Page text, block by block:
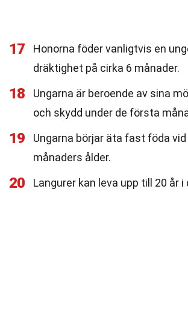
17
Honorna föder vanligtvis en
dräktighet på cirka 6 månader.
18
Ungarna är beroende av sina
och skydd under de första
19
Ungarna börjar äta fast föda
månaders ålder.
20 Langurer kan leva upp till 20 år i